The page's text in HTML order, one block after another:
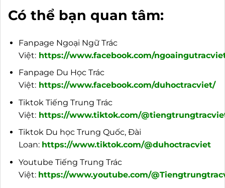
Có thể bạn quan tâm:
Fanpage Ngoại Ngữ Trác
Việt: https://www.facebook.com/
Fanpage Du Học Trác
Việt:https://www.facebook.com/duhoctracviet/
Tiktok Tiếng Trung Trác
Việt: https://www.tiktok.com/
Tiktok Du học Trung Quốc, Đài
Loan: https://www.tiktok.com/@duhoctracviet
Youtube Tiếng Trung Trác
Việt: https://www.youtube.com/